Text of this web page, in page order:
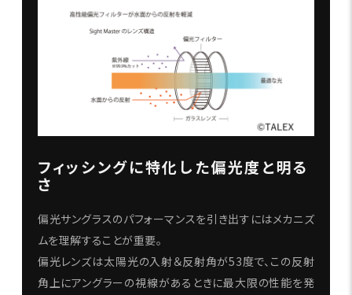
フィッシングに特化した偏光度と明る
さ
偏光サングラスのパフォーマンスを引き出すにはメカニズ
ムを理解することが重要。
偏光レンズは太陽光の入射＆反射角が53度で、この反射
角上にアングラーの視線があるときに最大限の性能を発